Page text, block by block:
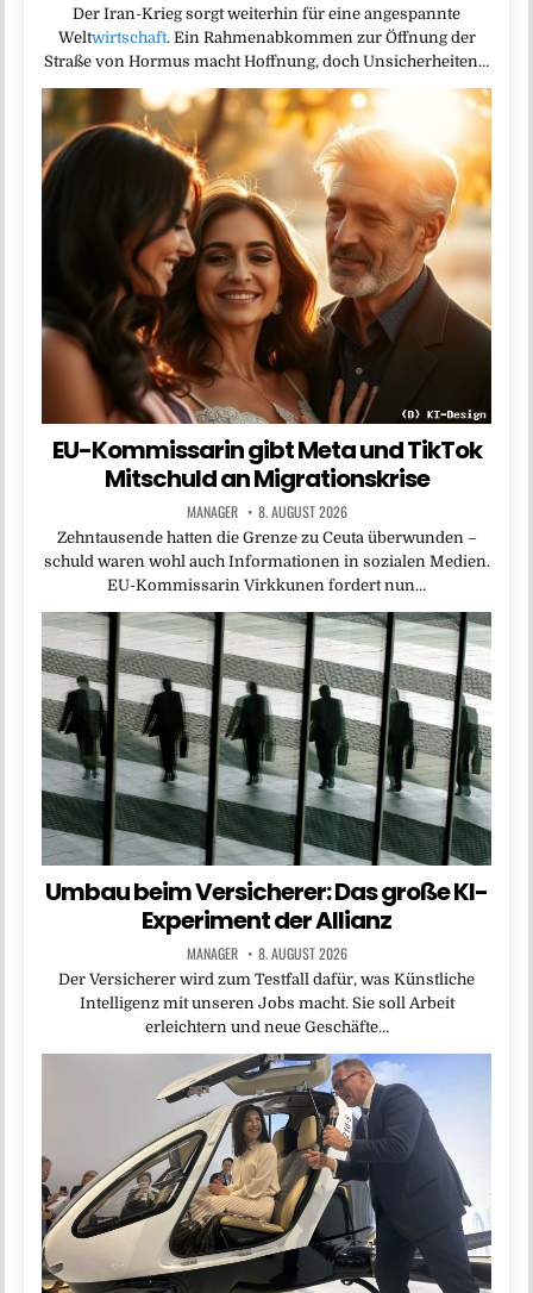
Der Iran-Krieg sorgt weiterhin für eine angespannte
Weltwirtschaft. Ein Rahmenabkommen zur Öffnung der
Straße von Hormus macht Hoffnung, doch Unsicherheiten…
EU-Kommissarin gibt Meta und TikTok
Mitschuld an Migrationskrise
MANAGER 8. AUGUST 2026
Zehntausende hatten die Grenze zu Ceuta überwunden –
schuld waren wohl auch Informationen in sozialen Medien.
EU-Kommissarin Virkkunen fordert nun…
Umbau beim Versicherer: Das große KI-
Experiment der Allianz
MANAGER 8. AUGUST 2026
Der Versicherer wird zum Testfall dafür, was Künstliche
Intelligenz mit unseren Jobs macht. Sie soll Arbeit
erleichtern und neue Geschäfte…